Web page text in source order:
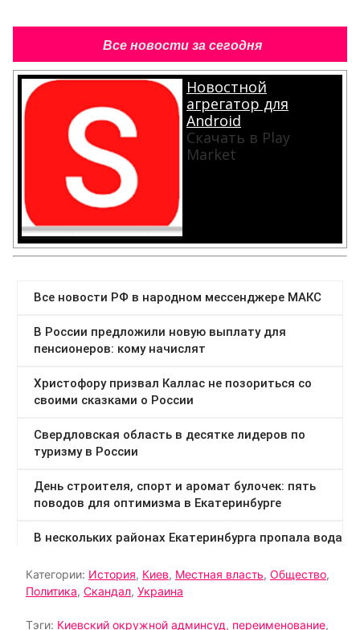
Все новости за сегодня
Новостной
агрегатор для
Android
Скачать в Play
Market
Категории: История, Киев, Местная власть, Общество,
Политика, Скандал, Украина
Тэги: Киевский окружной админсуд, переименование,